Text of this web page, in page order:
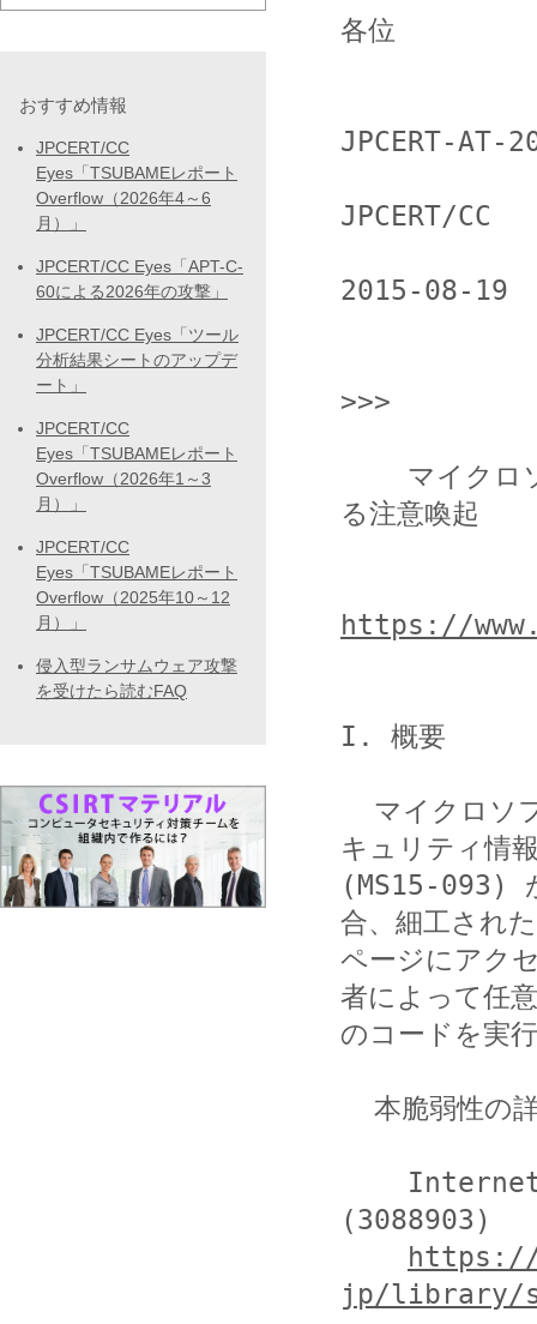
各位
JPCERT-AT-
JPCERT/CC
2015-08-19
>>>
る注意喚起
https://
I. 概要
キュリティ情
(MS15-093)
合、細工され
ページにアク
者によって任意
のコードを実
(3088903)
https://
jp/library/
おすすめ情報
JPCERT/CC
Eyes「TSUBAMEレポート
Overflow（2026年4～6
月）」
JPCERT/CC Eyes「APT-C-
60による2026年の攻撃」
JPCERT/CC Eyes「ツール
分析結果シートのアップデ
ート」
JPCERT/CC
Eyes「TSUBAMEレポート
Overflow（2026年1～3
月）」
JPCERT/CC
Eyes「TSUBAMEレポート
Overflow（2025年10～12
月）」
侵入型ランサムウェア攻撃
を受けたら読むFAQ